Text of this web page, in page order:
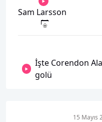
Sam Larsson
İşte Corendon
golü
15 Mayıs